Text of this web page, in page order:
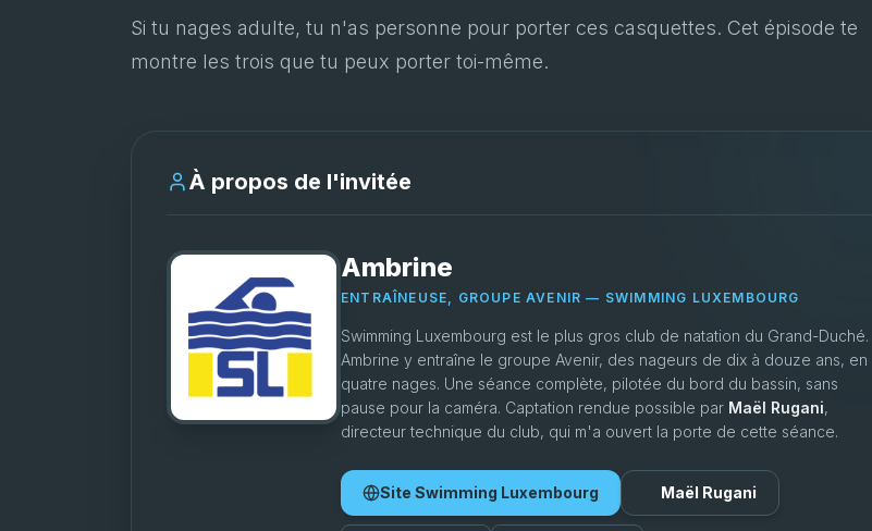
Si tu nages adulte, tu n'as personne pour porter ces casquettes. Cet épisode te
montre les trois que tu peux porter toi-même.
À propos de l'invitée
Ambrine
ENTRAÎNEUSE, GROUPE AVENIR — SWIMMING LUXEMBOURG
Swimming Luxembourg est le plus gros club de natation du Grand-Duché.
Ambrine y entraîne le groupe Avenir, des nageurs de dix à douze ans, en
quatre nages. Une séance complète, pilotée du bord du bassin, sans
pause pour la caméra. Captation rendue possible par Maël Rugani,
directeur technique du club, qui m'a ouvert la porte de cette séance.
Site Swimming Luxembourg Maël Rugani